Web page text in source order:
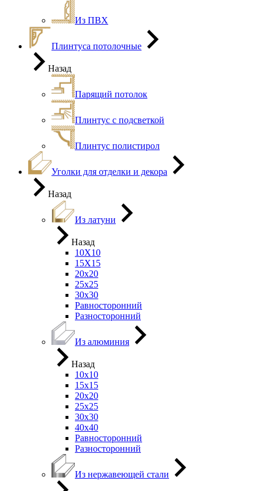
Из ПВХ
Плинтуса потолочные
Назад
Парящий потолок
Плинтус с подсветкой
Плинтус полистирол
Уголки для отделки и декора
Назад
Из латуни
Назад
10Х10
15Х15
20х20
25х25
30х30
Равносторонний
Разносторонний
Из алюминия
Назад
10х10
15х15
20х20
25х25
30х30
40х40
Равносторонний
Разносторонний
Из нержавеющей стали